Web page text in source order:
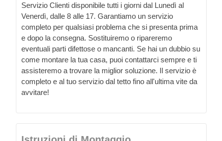
Servizio Clienti disponibile tutti i giorni dal Lunedì al
Venerdì, dalle 8 alle 17. Garantiamo un servizio
completo per qualsiasi problema che si presenta prima
e dopo la consegna. Sostituiremo o ripareremo
eventuali parti difettose o mancanti. Se hai un dubbio su
come montare la tua casa, puoi contattarci sempre e ti
assisteremo a trovare la miglior soluzione. Il servizio è
completo e al tuo servizio dal tetto fino all'ultima vite da
avvitare!